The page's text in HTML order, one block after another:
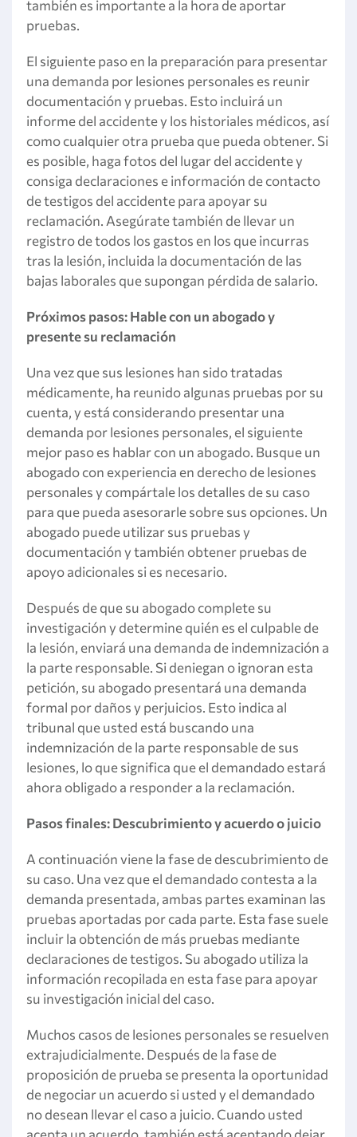
también es importante a la hora de aportar
pruebas.
El siguiente paso en la preparación para presentar
una demanda por lesiones personales es reunir
documentación y pruebas. Esto incluirá un
informe del accidente y los historiales médicos, así
como cualquier otra prueba que pueda obtener. Si
es posible, haga fotos del lugar del accidente y
consiga declaraciones e información de contacto
de testigos del accidente para apoyar su
reclamación. Asegúrate también de llevar un
registro de todos los gastos en los que incurras
tras la lesión, incluida la documentación de las
bajas laborales que supongan pérdida de salario.
Próximos pasos: Hable con un abogado y
presente su reclamación
Una vez que sus lesiones han sido tratadas
médicamente, ha reunido algunas pruebas por su
cuenta, y está considerando presentar una
demanda por lesiones personales, el siguiente
mejor paso es hablar con un abogado. Busque un
abogado con experiencia en derecho de lesiones
personales y compártale los detalles de su caso
para que pueda asesorarle sobre sus opciones. Un
abogado puede utilizar sus pruebas y
documentación y también obtener pruebas de
apoyo adicionales si es necesario.
Después de que su abogado complete su
investigación y determine quién es el culpable de
la lesión, enviará una demanda de indemnización a
la parte responsable. Si deniegan o ignoran esta
petición, su abogado presentará una demanda
formal por daños y perjuicios. Esto indica al
tribunal que usted está buscando una
indemnización de la parte responsable de sus
lesiones, lo que significa que el demandado estará
ahora obligado a responder a la reclamación.
Pasos finales: Descubrimiento y acuerdo o juicio
A continuación viene la fase de descubrimiento de
su caso. Una vez que el demandado contesta a la
demanda presentada, ambas partes examinan las
pruebas aportadas por cada parte. Esta fase suele
incluir la obtención de más pruebas mediante
declaraciones de testigos. Su abogado utiliza la
información recopilada en esta fase para apoyar
su investigación inicial del caso.
Muchos casos de lesiones personales se resuelven
extrajudicialmente. Después de la fase de
proposición de prueba se presenta la oportunidad
de negociar un acuerdo si usted y el demandado
no desean llevar el caso a juicio. Cuando usted